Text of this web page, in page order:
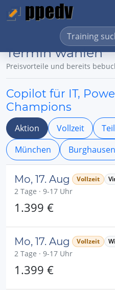
Termin wählen
Preisvorteile und bereits
Copilot für IT,
Champions
Aktion Vollzeit
München
Burghausen
Mo, 17. Aug Vollzeit
2 Tage · 9-17 Uhr
1.399 €
Mo, 17. Aug Vollzeit
2 Tage · 9-17 Uhr
1.399 €